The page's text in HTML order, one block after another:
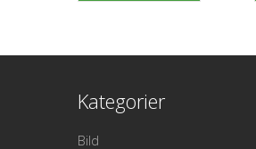
Kategorier
Bild